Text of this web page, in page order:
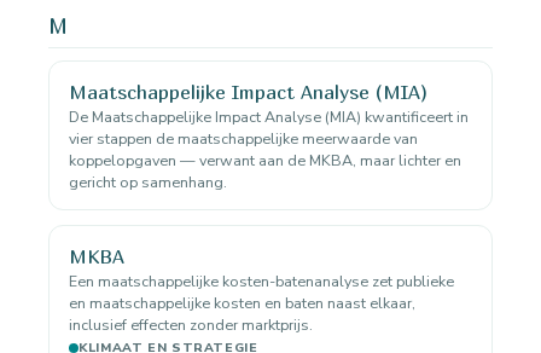
M
Maatschappelijke Impact Analyse (MIA)
De Maatschappelijke Impact Analyse (MIA) kwantificeert in
vier stappen de maatschappelijke meerwaarde van
koppelopgaven — verwant aan de MKBA, maar lichter en
gericht op samenhang.
MKBA
Een maatschappelijke kosten-batenanalyse zet publieke
en maatschappelijke kosten en baten naast elkaar,
inclusief effecten zonder marktprijs.
KLIMAAT EN STRATEGIE